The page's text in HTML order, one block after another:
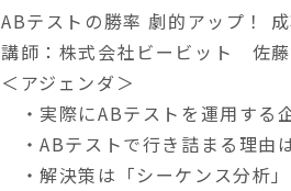
ABテストの勝率 劇的アップ！
講師：株式会社ビービット 佐
＜アジェンダ＞
・実際にABテストを運用する
・ABテストで行き詰まる理由
・解決策は「シーケンス分析